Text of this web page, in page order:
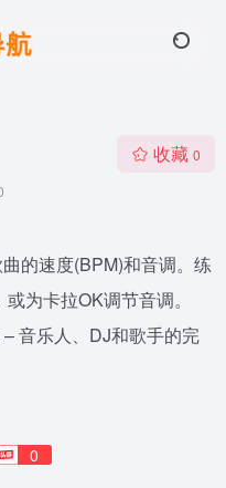
收藏 0
的速度(BPM)和音调。练
为卡拉OK调节音调。
音乐人、DJ和歌手的完
0